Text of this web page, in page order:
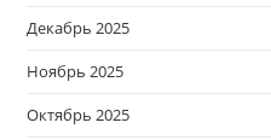
Декабрь 2025
Ноябрь 2025
Октябрь 2025